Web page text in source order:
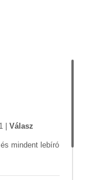
| Válasz
mindent lebíró